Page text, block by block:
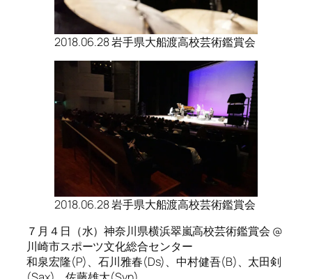
2018.06.28 岩手県大船渡高校芸術鑑賞会
2018.06.28 岩手県大船渡高校芸術鑑賞会
７月４日（水）神奈川県横浜翠嵐高校芸術鑑賞会 @
川崎市スポーツ文化総合センター
和泉宏隆(P)、石川雅春(Ds)、中村健吾(B)、太田剣